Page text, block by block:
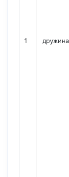
1 дружина